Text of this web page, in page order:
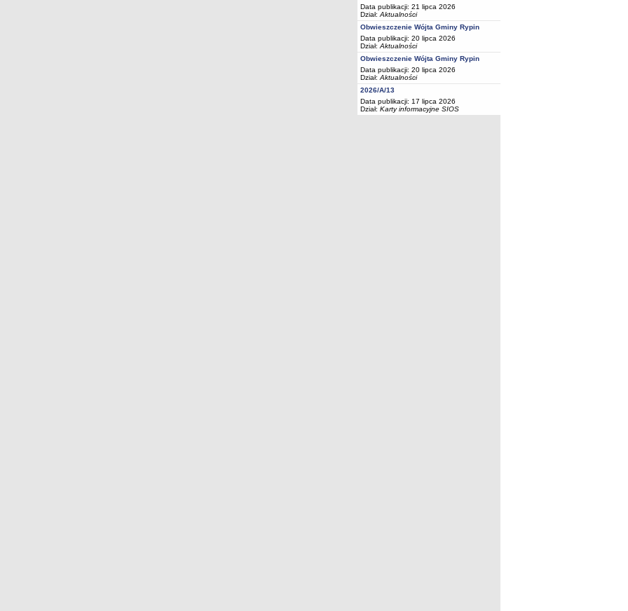
Data publikacji: 21 lipca 2026
Dział: Aktualności
Obwieszczenie Wójta Gminy Rypin
Data publikacji: 20 lipca 2026
Dział: Aktualności
Obwieszczenie Wójta Gminy Rypin
Data publikacji: 20 lipca 2026
Dział: Aktualności
2026/A/13
Data publikacji: 17 lipca 2026
Dział: Karty informacyjne SIOS